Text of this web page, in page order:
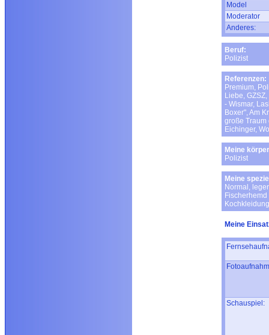
Model
Moderator
Anderes:
Beruf:
Polizist
Referenzen:
Premium,
Liebe,
- Wismar,
Boxer", Am
große Traum
Eichinger,
Meine
Polizist
Meine
Normal,
Meine
Schauspiel: